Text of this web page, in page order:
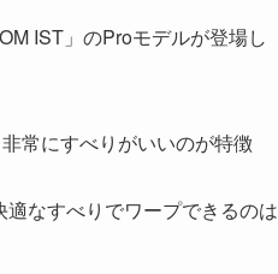
IST」のProモデルが登場し
常にすべりがいいのが特徴
なすべりでワープできるのは